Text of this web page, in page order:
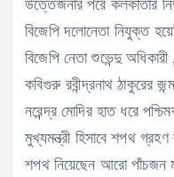
উত্তেজনার পরে কলকাতার
বিজেপি দলোনেতা নিযুক্ত
বিজেপি নেতা শুভেন্দু
কবিগুরু রবীন্দ্রনাথ ঠাকুরের
নরেন্দ্র মোদির হাত ধরে
মুখ্যমন্ত্রী হিসাবে শপথ
শপথ নিয়েছেন আরো পাঁচজন